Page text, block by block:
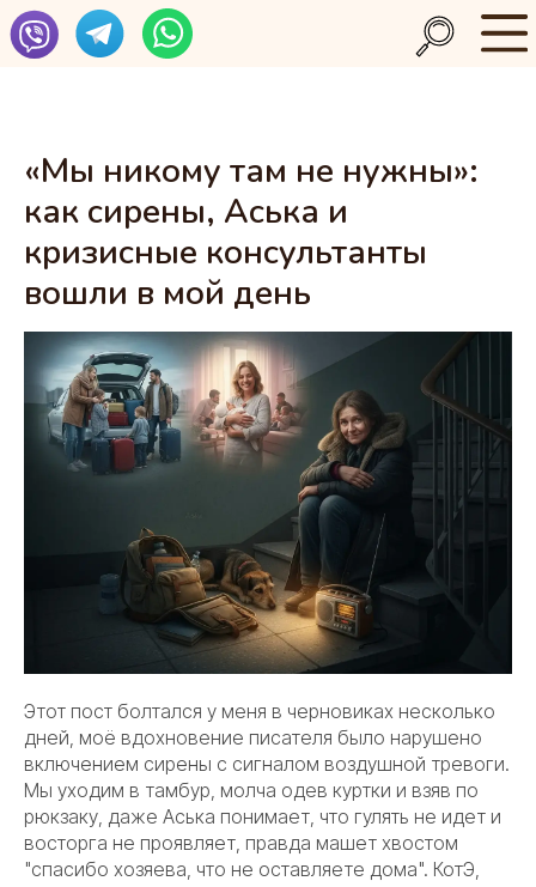
«Мы никому там не нужны»:
как сирены, Аська и
кризисные консультанты
вошли в мой день
Этот пост болтался у меня в черновиках несколько
дней, моё вдохновение писателя было нарушено
включением сирены с сигналом воздушной тревоги.
Мы уходим в тамбур, молча одев куртки и взяв по
рюкзаку, даже Аська понимает, что гулять не идет и
восторга не проявляет, правда машет хвостом
"спасибо хозяева, что не оставляете дома". КотЭ,